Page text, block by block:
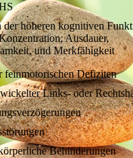
S
der höheren kognitiven
Ausdauer,
und Merkfähigkeit
feinmotorischen Defiziten
Links- oder
Behinderungen